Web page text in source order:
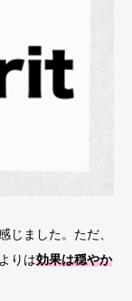
じました。ただ、
りは効果は穏やか